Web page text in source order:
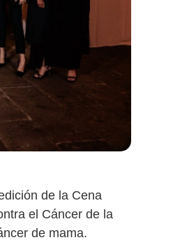
de la Cena
el Cáncer de la
de mama.